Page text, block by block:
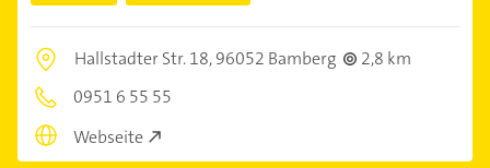
Hallstadter Str. 18,96052 Bamberg
2,8 km
0951 6 55 55
Webseite